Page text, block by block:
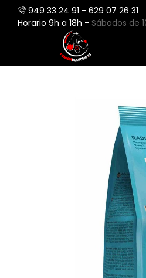
949 33 24 91 - 629 07 26 31
Horario 9h a 18h - Sábados de